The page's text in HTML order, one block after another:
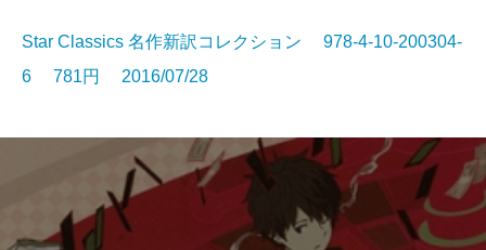
Star Classics 名作新訳コレクション 978-4-10-200304-
6 781円 2016/07/28